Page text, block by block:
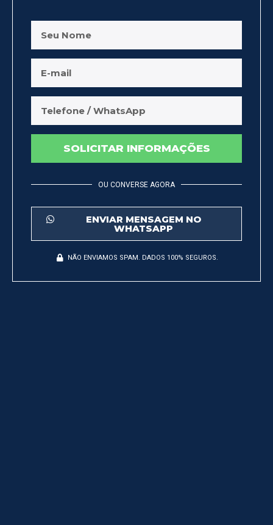
SOLICITAR INFORMAÇÕES
OU CONVERSE AGORA
ENVIAR MENSAGEM NO
WHATSAPP
NÃO ENVIAMOS SPAM. DADOS 100% SEGUROS.